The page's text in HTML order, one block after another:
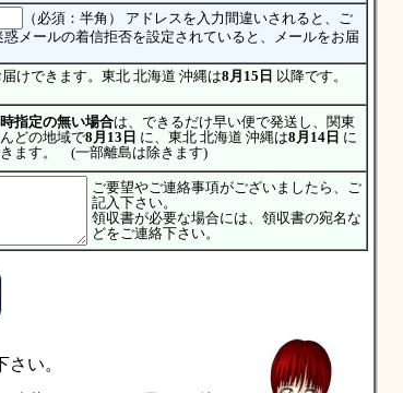
（必須：半角） アドレスを入力間違いされると、ご
メールの着信拒否を設定されていると、メールをお届
けできます。東北 北海道 沖縄は8月15日 以降です。
時指定の無い場合は、できるだけ早い便で発送し、関東
どの地域で8月13日 に、東北 北海道 沖縄は8月14日 に
ます。 (一部離島は除きます)
ご要望やご連絡事項がございましたら、ご
記入下さい。
領収書が必要な場合には、領収書の宛名な
どをご連絡下さい。
い。